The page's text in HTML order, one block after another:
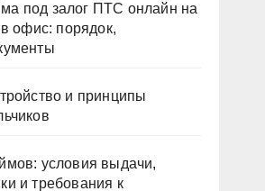
под залог ПТС онлайн на
в офис: порядок,
и принципы
условия выдачи,
и требования к